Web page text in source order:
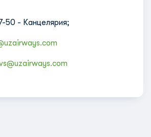
50 - Канцелярия;